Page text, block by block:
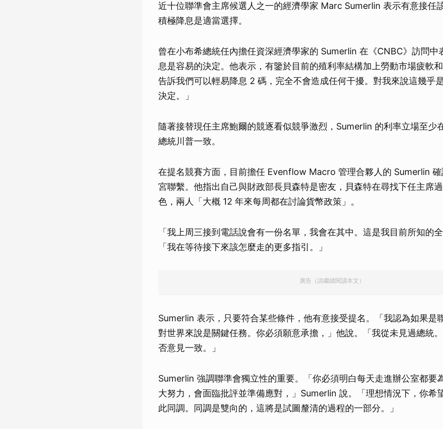
近十位聯準會主席候選人之一的經濟學家 Marc Sumerlin 表示有意接任
積極降息是適當選擇。
曾在小布希總統任內擔任資深經濟學家的 Sumerlin 在《CNBC》訪問中
息是容易的決定。他表示，有鑒於目前的殖利率結構加上勞動市場疲軟
告訴我們可以輕易降息 2 碼，完全不會造成任何干擾。對我來說這幾乎
決定。」
隨著接替現任主席鮑爾的競逐看似競爭激烈，Sumerlin 的利率立場至少
總統川普一致。
在提名競賽方面，目前擔任 Evenflow Macro 管理合夥人的 Sumerlin
宮聯繫。他指出自己與財政部長貝森特是密友，貝森特在尋找下任主席
色，兩人「大概 12 年來每周都在討論貨幣政策」。
「我上周三接到電話說會有一份名單，我會在其中。這是我目前所知的
「我在等待接下來該怎麼走的更多指引。」
廣告（請繼續閱讀本文）
Sumerlin 表示，只要符合某些條件，他有意接受提名。「我認為如果是
對世界來說是關鍵任務。你必須願意承擔，」他說。「我從未見過總統
否意見一致。」
Sumerlin 強調聯準會獨立性的重要。「你必須明白每天走進辦公室都要
大努力，會面臨批評並準備應對，」Sumerlin 說。「理想情況下，你希
此同調。同調是雙向的，這將是試圖釐清的過程的一部分。」